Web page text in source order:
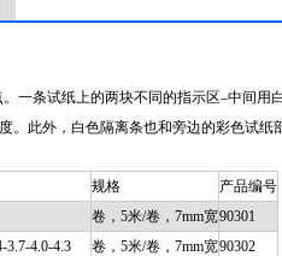
一条试纸上的两块不同的指示区–中间用
此外，白色隔离条也和旁边的彩色试纸
规格
产品编号
卷， 5米/卷， 7mm宽90301
3.7-4.0-4.3 卷， 5米/卷， 7mm宽90302